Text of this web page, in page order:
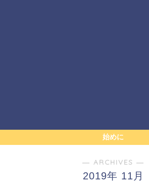
始めに
― ARCHIVES ―
2019年 11月